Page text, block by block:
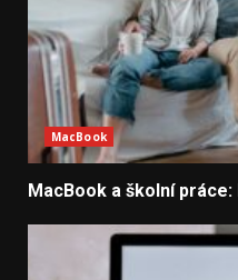
MacBook
MacBook a školní